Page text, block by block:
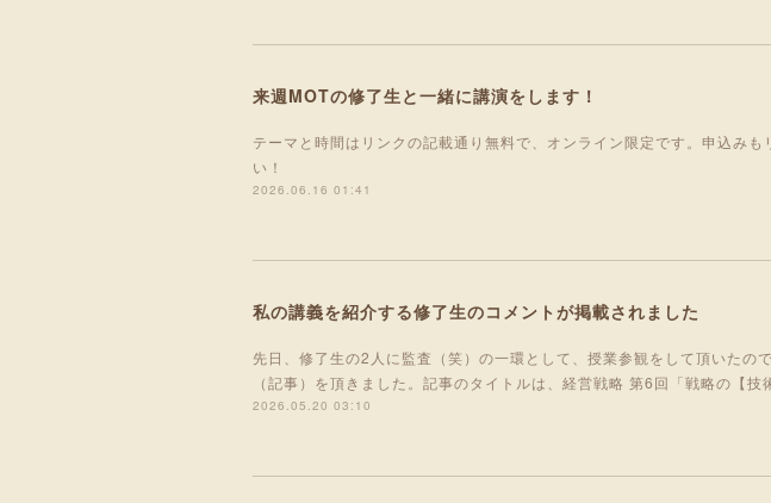
来週MOTの修了生と一緒に講演をします！
テーマと時間はリンクの記載通り無料で、オンライン限定です。申込み
い！
2026.06.16 01:41
私の講義を紹介する修了生のコメントが掲載されました
先日、修了生の2人に監査（笑）の一環として、授業参観をして頂いたの
（記事）を頂きました。記事のタイトルは、経営戦略 第6回「戦略の【
2026.05.20 03:10